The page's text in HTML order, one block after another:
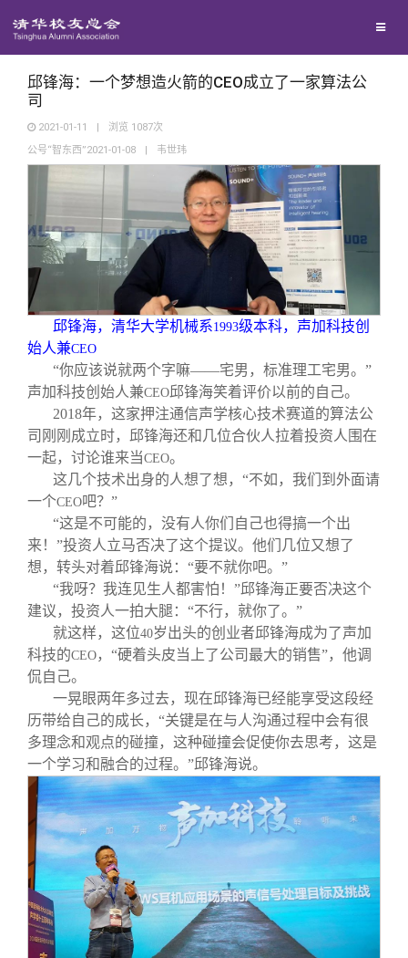
西南联大校友会
义工计划
新媒体平台
青春风采
校友文苑
校友讲坛
校友视界
校友服务
信息化服务
三创大赛
实用信息
总会简介
会长致辞
总会章程
理事会名单
制度法规
联系我们
关闭
邱锋海：一个梦想造火箭的CEO成立了一家算法公
司
2021-01-11 | 浏览 1087次
公号“智东西”2021-01-08
| 韦世玮
邱锋海，清华大学机械系1993级本科，声加科技创
始人兼CEO
“你应该说就两个字嘛——宅男，标准理工宅男。”
声加科技创始人兼CEO 邱锋海笑着评价以前的自己。
2018年，这家押注通信声学核心技术赛道的算法公
司刚刚成立时，邱锋海还和几位合伙人拉着投资人围在
一起，讨论谁来当CEO。
这几个技术出身的人想了想，“不如，我们到外面请
一个CEO吧？”
“这是不可能的，没有人你们自己也得搞一个出
来！”投资人立马否决了这个提议。他们几位又想了
想，转头对着邱锋海说：“要不就你吧。”
“我呀？我连见生人都害怕！”邱锋海正要否决这个
建议，投资人一拍大腿：“不行，就你了。”
就这样，这位40岁出头的创业者邱锋海成为了声加
科技的CEO ，“硬着头皮当上了公司最大的销售”，他调
侃自己。
一晃眼两年多过去，现在邱锋海已经能享受这段经
历带给自己的成长，“关键是在与人沟通过程中会有很
多理念和观点的碰撞，这种碰撞会促使你去思考，这是
一个学习和融合的过程。”邱锋海说。